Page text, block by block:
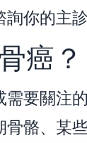
你的主
癌？
要關注
骼、某